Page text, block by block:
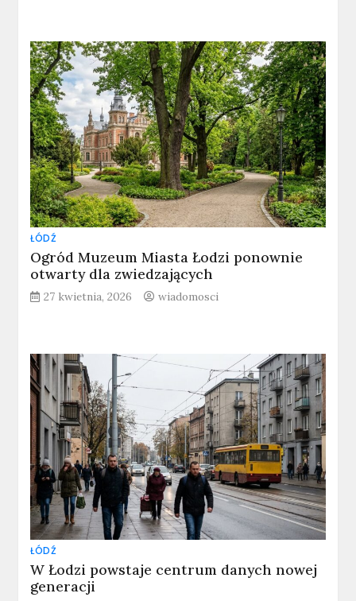
ŁÓDŹ
Ogród Muzeum Miasta Łodzi ponownie
otwarty dla zwiedzających
27 kwietnia, 2026 wiadomosci
ŁÓDŹ
W Łodzi powstaje centrum danych nowej
generacji